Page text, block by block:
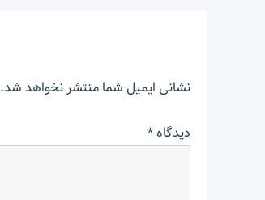
نشانی ایمیل شما منتشر نخواهد شد.
دیدگاه*